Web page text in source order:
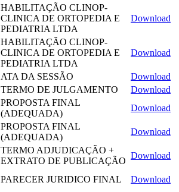
HABILITAÇÃO CLINOP-
CLINICA DE ORTOPEDIA E
PEDIATRIA LTDA
Download
HABILITAÇÃO CLINOP-
CLINICA DE ORTOPEDIA E
PEDIATRIA LTDA
Download
ATA DA SESSÃO
Download
TERMO DE JULGAMENTO
Download
PROPOSTA FINAL
(ADEQUADA)
Download
PROPOSTA FINAL
(ADEQUADA)
Download
TERMO ADJUDICAÇÃO +
EXTRATO DE PUBLICAÇÃO
Download
PARECER JURIDICO FINAL Download